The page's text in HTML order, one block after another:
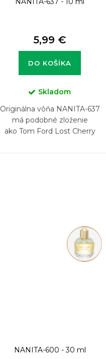
5,99 €
DO KOŠÍKA
Skladom
Originálna vôňa NANITA-637
má podobné zloženie
ako Tom Ford Lost Cherry
NANITA-600 - 30 ml